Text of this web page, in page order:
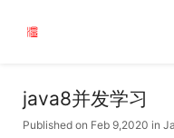
java8并发学习
Published on Feb 9,2020 in